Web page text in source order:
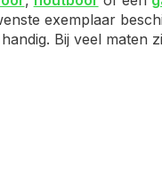
exemplaar
Bij veel maten